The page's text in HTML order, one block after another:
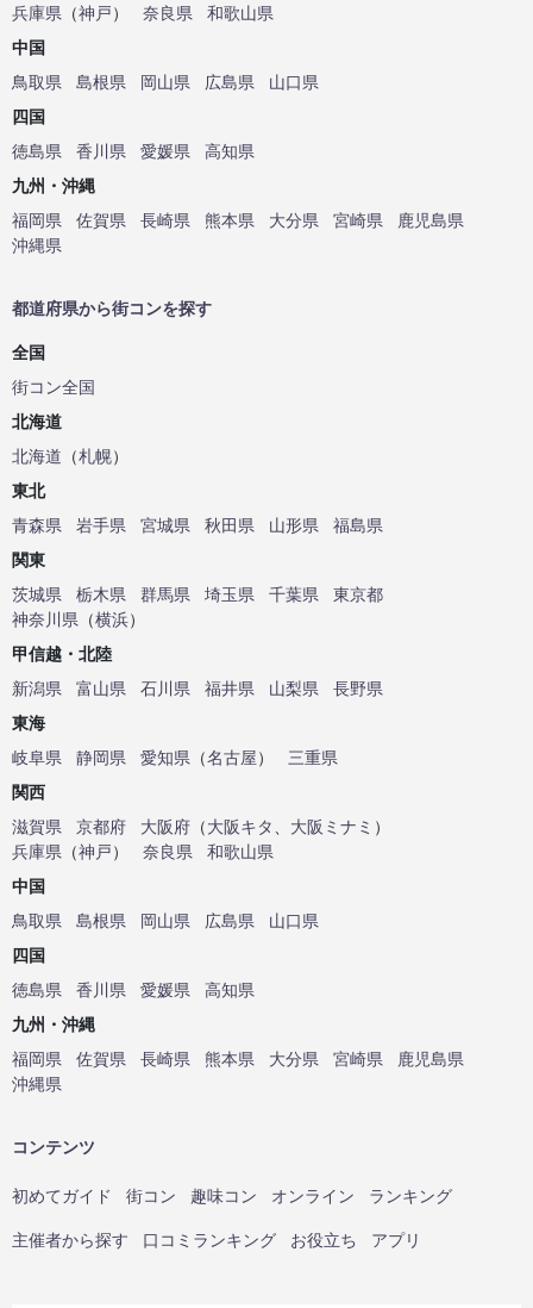
兵庫県 （神戸） 奈良県
和歌山県
中国
鳥取県
島根県 岡山県 広島県
山口県
四国
徳島県
香川県 愛媛県
高知県
九州・沖縄
福岡県
佐賀県 長崎県 熊本県 大分県 宮崎県
鹿児島県
沖縄県
都道府県から街コンを探す
全国
街コン全国
北海道
北海道 （札幌）
東北
青森県
岩手県 宮城県 秋田県 山形県
福島県
関東
茨城県
栃木県 群馬県 埼玉県 千葉県
東京都
神奈川県 （横浜）
甲信越・北陸
新潟県
富山県 石川県 福井県 山梨県
長野県
東海
岐阜県
静岡県 愛知県 （名古屋）
三重県
関西
滋賀県
京都府 大阪府 （大阪キタ 大阪ミナミ ）
兵庫県 （神戸） 奈良県
和歌山県
中国
鳥取県
島根県 岡山県 広島県
山口県
四国
徳島県
香川県 愛媛県
高知県
九州・沖縄
福岡県
佐賀県 長崎県 熊本県 大分県 宮崎県
鹿児島県
沖縄県
コンテンツ
初めてガイド 街コン 趣味コン オンライン ランキング
主催者から探す 口コミランキング お役立ち アプリ